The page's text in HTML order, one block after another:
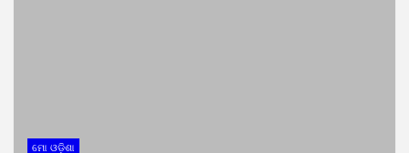
ମୋ ଓଡ଼ିଶା